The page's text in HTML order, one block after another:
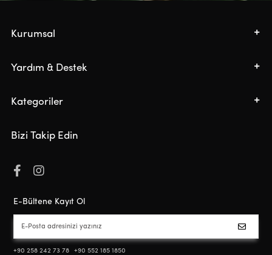
Kurumsal
Yardım & Destek
Kategoriler
Bizi Takip Edin
E-Bültene Kayıt Ol
+90 258 242 73 78 +90 552 185 1850